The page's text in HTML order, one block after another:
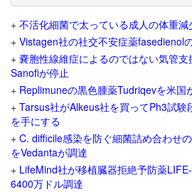
+ 不活化細菌で太っている成人の体重減
+ Vistagen社の社交不安症薬fasedienol
+ 嚢胞性線維症によるのではない気管
Sanofiが停止
+ Replimuneの黒色腫薬Tudriqevを米国
+ Tarsus社がAlkeus社を買ってPh3試
を手にする
+ C. difficile感染を防ぐ細菌詰め合わせ
をVedantaが調達
+ LifeMind社が移植臓器拒絶予防薬
6400万ドル調達